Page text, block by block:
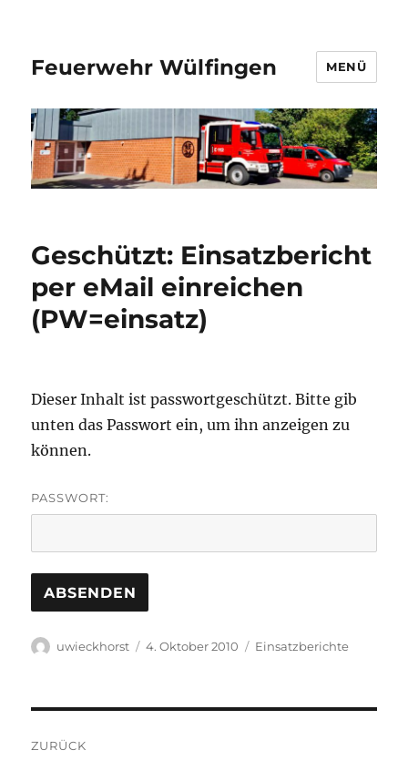
Feuerwehr Wülfingen MENÜ
Geschützt: Einsatzbericht
per eMail einreichen
(PW=einsatz)
Dieser Inhalt ist passwortgeschützt. Bitte gib
unten das Passwort ein, um ihn anzeigen zu
können.
PASSWORT:
Autor
uwieckhorst
Veröffentlicht
4. Oktober 2010 Kategorien
Einsatzberichte
ZURÜCK